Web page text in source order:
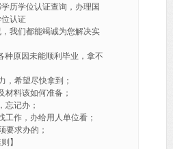
历学位认证查询，办理国
认证
我们都能竭诚为您解决实
种原因未能顺利毕业，拿不
，希望尽快拿到；
材料该如何准备；
忘记办；
工作，办给用人单位看；
要求办的；
】